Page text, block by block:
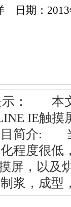
日期：
示： 本文
IE触
目简介: 当
程度很低
屏，以及
浆，成型